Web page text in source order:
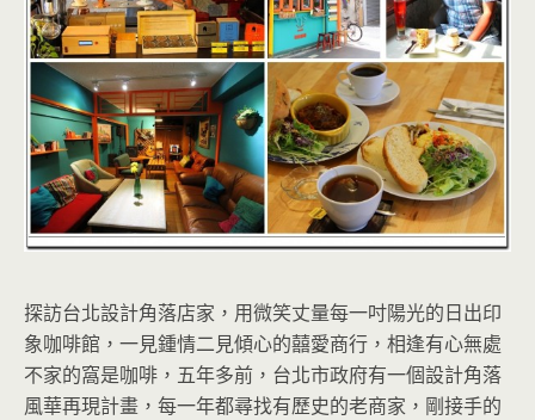
探訪台北設計角落店家，用微笑丈量每一吋陽光的日出印
象咖啡館，一見鍾情二見傾心的囍愛商行，相逢有心無處
不家的窩是咖啡，五年多前，台北市政府有一個設計角落
風華再現計畫，每一年都尋找有歷史的老商家，剛接手的